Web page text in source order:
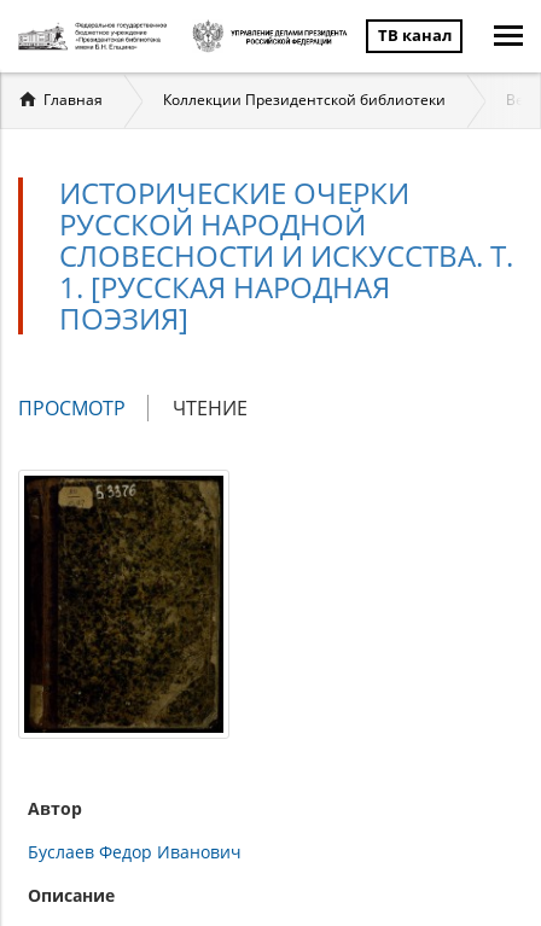
ТВ канал
Вы
здесь
Главная Коллекции Президентской библиотеки
ИСТОРИЧЕСКИЕ ОЧЕРКИ
РУССКОЙ НАРОДНОЙ
СЛОВЕСНОСТИ И ИСКУССТВА. Т.
1. [РУССКАЯ НАРОДНАЯ
ПОЭЗИЯ]
Главные
ПРОСМОТР (АКТИВНАЯ
ЧТЕНИЕ
Автор
Буслаев Федор Иванович
Описание